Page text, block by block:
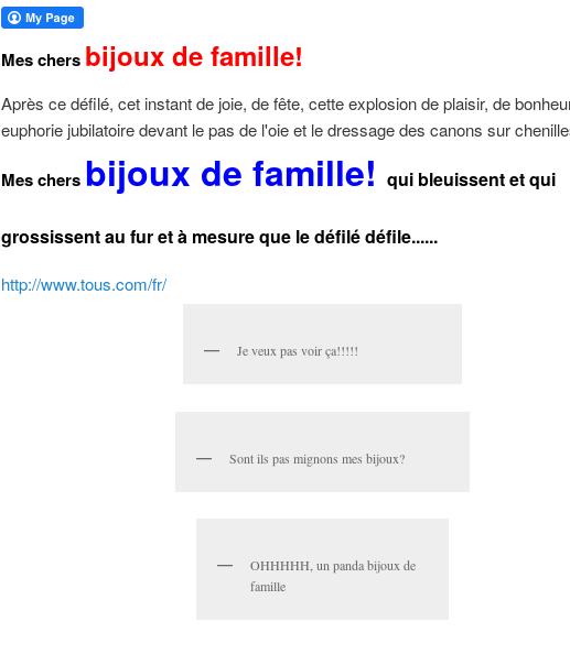
Mes chers bijoux de famille!
Après ce défilé, cet instant de joie, de fête, cette explosion de plaisir, de
euphorie jubilatoire devant le pas de l'oie et le dressage des canons sur
Mes chers bijoux de famille! qui bleuissent et qui
grossissent au fur et à mesure que le défilé défile......
http://www.tous.com/fr/
Je veux pas voir ça!!!!!
Sont ils pas mignons mes bijoux?
OHHHHH, un panda bijoux de
famille